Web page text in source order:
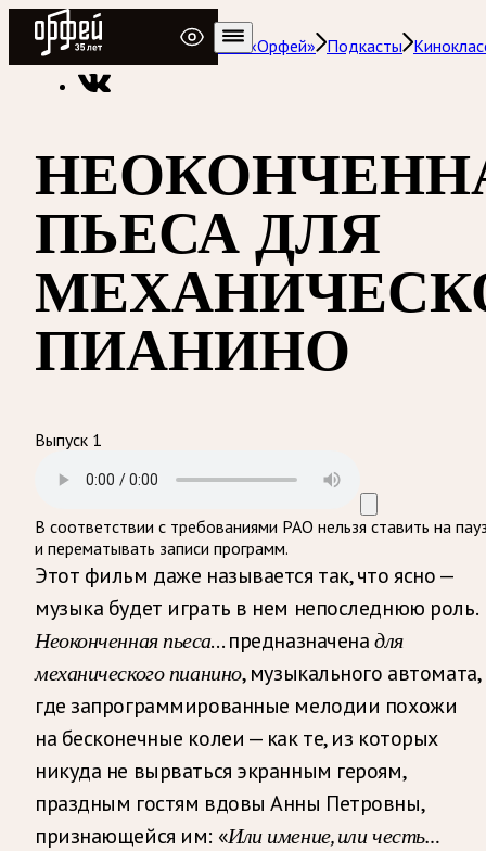
Радио Орфей
Радио классической музыки «Орфей» Подкасты
ПЬЕСА ДЛЯ
ПИАНИНО
Выпуск 1
В соответствии с требованиями РАО нельзя ставить на
и перематывать записи программ.
Этот фильм даже называется так, что ясно —
музыка будет играть в нем непоследнюю роль.
Неоконченная пьеса… предназначенадля
механического пианино, музыкального автомата,
где запрограммированные мелодии похожи
на бесконечные колеи — как те, из которых
никуда не вырваться экранным героям,
праздным гостям вдовы Анны Петровны,
признающейся им: «Или имение, или честь…